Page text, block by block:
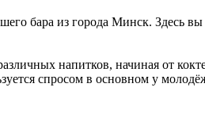
бара из города Минск. Здесь вы
напитков, начиная от
спросом в основном у